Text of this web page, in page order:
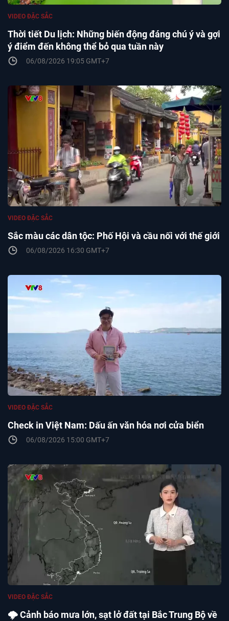
Thời tiết Du lịch: Những biến động đáng chú ý và gợi
ý điểm đến không thể bỏ qua tuần này
VIDEO ĐẶC SẮC
06/08/2026 19:05 GMT+7
Sắc màu các dân tộc: Phố Hội và cầu nối với thế giới
VIDEO ĐẶC SẮC
06/08/2026 16:30 GMT+7
Check in Việt Nam: Dấu ấn văn hóa nơi cửa biển
VIDEO ĐẶC SẮC
06/08/2026 15:00 GMT+7
🌩️ Cảnh báo mưa lớn, sạt lở đất tại Bắc Trung Bộ về
VIDEO ĐẶC SẮC